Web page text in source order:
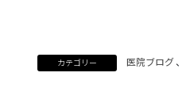
カテゴリー 医院ブログ、